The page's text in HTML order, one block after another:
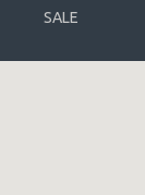
SALE